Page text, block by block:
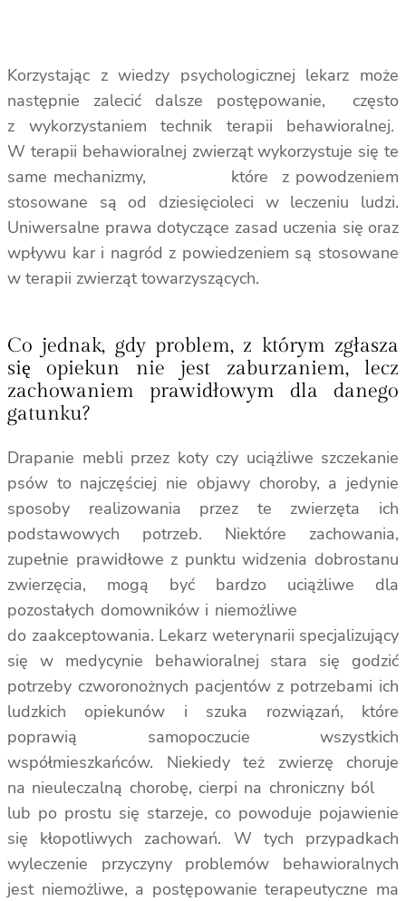
Korzystając z wiedzy psychologicznej lekarz może
następnie zalecić dalsze postępowanie, często
z wykorzystaniem technik terapii behawioralnej.
W terapii behawioralnej zwierząt wykorzystuje się te
same mechanizmy, które z powodzeniem
stosowane są od dziesięcioleci w leczeniu ludzi.
Uniwersalne prawa dotyczące zasad uczenia się oraz
wpływu kar i nagród z powiedzeniem są stosowane
w terapii zwierząt towarzyszących.
Co jednak, gdy problem, z którym zgłasza
się opiekun nie jest zaburzaniem, lecz
zachowaniem prawidłowym dla danego
gatunku?
Drapanie mebli przez koty czy uciążliwe szczekanie
psów to najczęściej nie objawy choroby, a jedynie
sposoby realizowania przez te zwierzęta ich
podstawowych potrzeb. Niektóre zachowania,
zupełnie prawidłowe z punktu widzenia dobrostanu
zwierzęcia, mogą być bardzo uciążliwe dla
pozostałych domowników i niemożliwe
do zaakceptowania. Lekarz weterynarii specjalizujący
się w medycynie behawioralnej stara się godzić
potrzeby czworonożnych pacjentów z potrzebami ich
ludzkich opiekunów i szuka rozwiązań, które
poprawią samopoczucie wszystkich
współmieszkańców. Niekiedy też zwierzę choruje
na nieuleczalną chorobę, cierpi na chroniczny ból
lub po prostu się starzeje, co powoduje pojawienie
się kłopotliwych zachowań. W tych przypadkach
wyleczenie przyczyny problemów behawioralnych
jest niemożliwe, a postępowanie terapeutyczne ma